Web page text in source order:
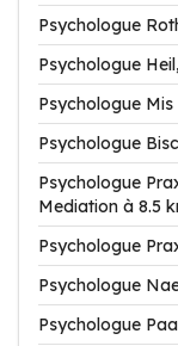
Psychologue
Psychologue
Psychologue
Psychologue
Psychologue
Mediation à 8.5
Psychologue
Psychologue
Psychologue